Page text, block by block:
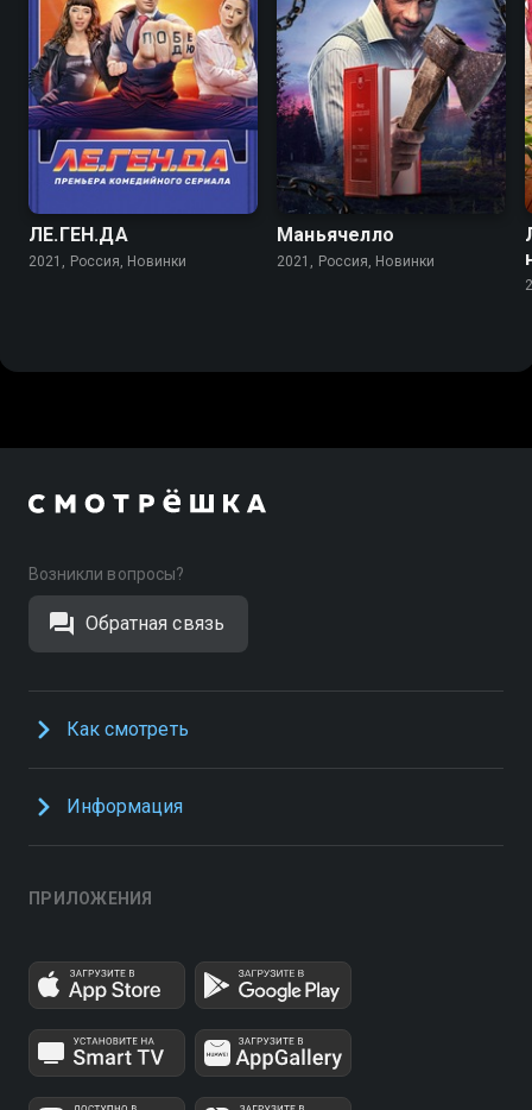
5.6
ЛЕ.ГЕН.ДА
2021, Россия, Новинки
Маньячелло
2021, Россия, Новинки
Возникли вопросы?
Обратная связь
Как смотреть
Информация
ПРИЛОЖЕНИЯ